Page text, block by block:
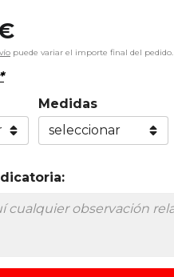
puede variar el importe final del pedido.
Medidas